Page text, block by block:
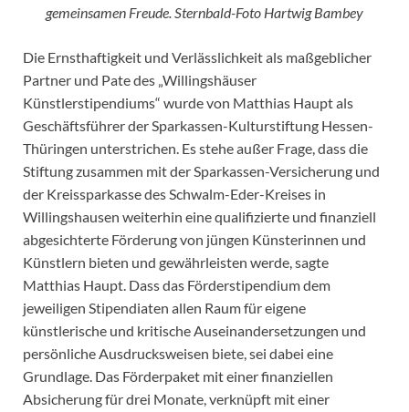
gemeinsamen Freude. Sternbald-Foto Hartwig Bambey
Die Ernsthaftigkeit und Verlässlichkeit als maßgeblicher
Partner und Pate des „Willingshäuser
Künstlerstipendiums“ wurde von Matthias Haupt als
Geschäftsführer der Sparkassen-Kulturstiftung Hessen-
Thüringen unterstrichen. Es stehe außer Frage, dass die
Stiftung zusammen mit der Sparkassen-Versicherung und
der Kreissparkasse des Schwalm-Eder-Kreises in
Willingshausen weiterhin eine qualifizierte und finanziell
abgesichterte Förderung von jüngen Künsterinnen und
Künstlern bieten und gewährleisten werde, sagte
Matthias Haupt. Dass das Förderstipendium dem
jeweiligen Stipendiaten allen Raum für eigene
künstlerische und kritische Auseinandersetzungen und
persönliche Ausdrucksweisen biete, sei dabei eine
Grundlage. Das Förderpaket mit einer finanziellen
Absicherung für drei Monate, verknüpft mit einer